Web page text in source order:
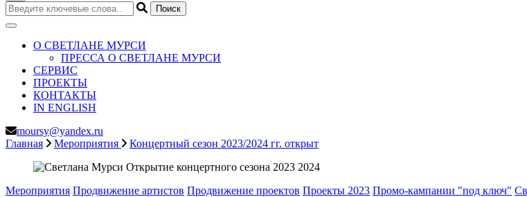
Ищите
что-
то?
О СВЕТЛАНЕ МУРСИ
ПРЕССА О СВЕТЛАНЕ МУРСИ
СЕРВИС
ПРОЕКТЫ
КОНТАКТЫ
IN ENGLISH
moursy@yandex.ru
Главная
Мероприятия Концертный сезон 2023/2024 гг. открыт
Мероприятия Продвижение артистов Продвижение проектов Проекты 2023 Промо-кампании "под ключ"